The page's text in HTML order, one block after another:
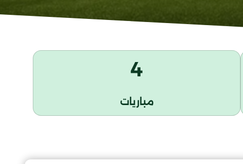
4
مباريات